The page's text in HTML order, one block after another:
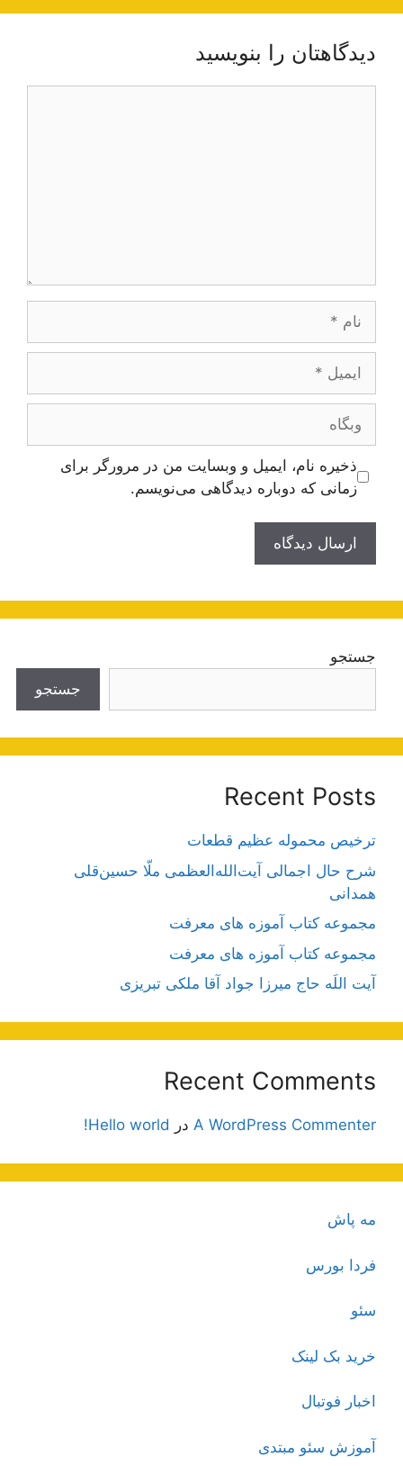
دیدگاهتان را بنویسید
وبگاه
ذخیره نام، ایمیل و وبسایت من در مرورگر برای
زمانی که دوباره دیدگاهی می‌نویسم.
جستجو
جستجو
Recent Posts
ترخیص محموله عظیم قطعات
شرح حال اجمالی آیت‌الله‌العظمی ملّا حسین‌قلی
همدانی
مجموعه کتاب آموزه های معرفت
مجموعه کتاب آموزه های معرفت
آیت اللَه حاج میرزا جواد آقا ملکی تبریزی
Recent Comments
A WordPress Commenter در Hello world!
مه پاش
فردا بورس
سئو
خرید بک لینک
اخبار فوتبال
آموزش سئو مبتدی